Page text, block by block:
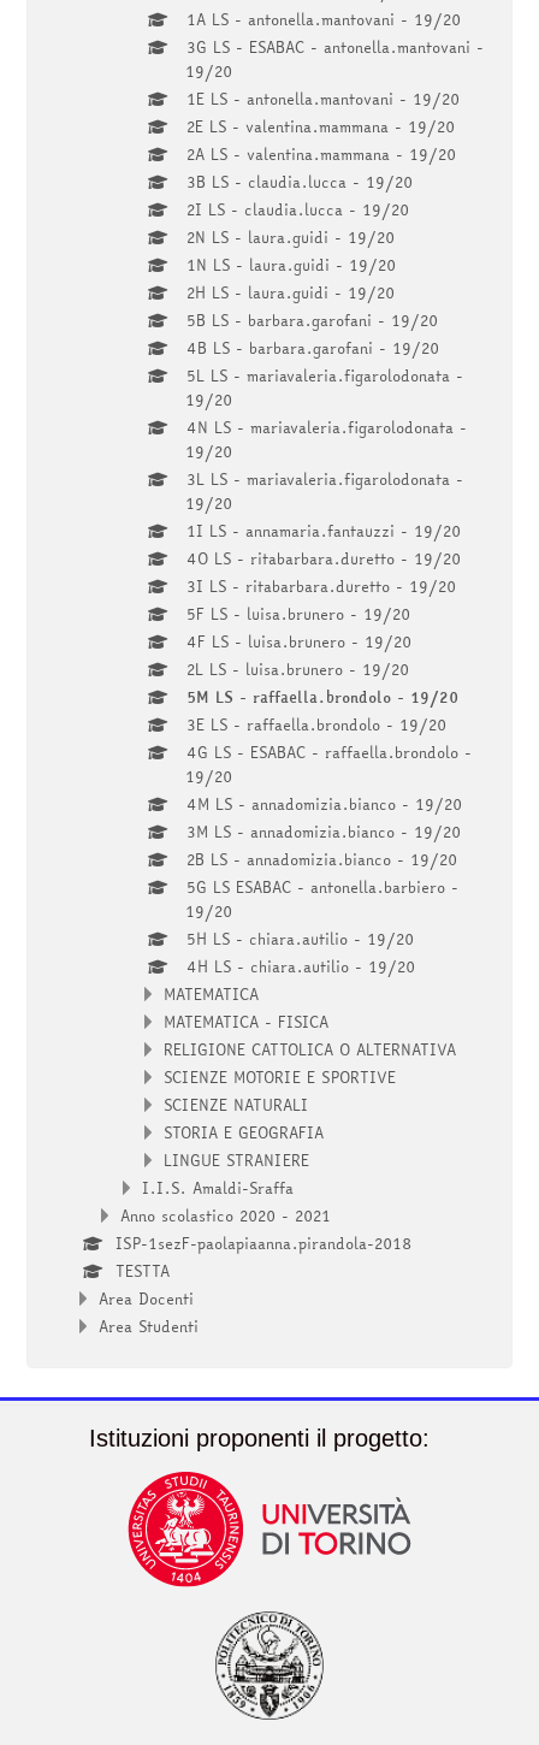
1A LS - antonella.mantovani - 19/20
3G LS - ESABAC - antonella.mantovani -
19/20
1E LS - antonella.mantovani - 19/20
2E LS - valentina.mammana - 19/20
2A LS - valentina.mammana - 19/20
3B LS - claudia.lucca - 19/20
2I LS - claudia.lucca - 19/20
2N LS - laura.guidi - 19/20
1N LS - laura.guidi - 19/20
2H LS - laura.guidi - 19/20
5B LS - barbara.garofani - 19/20
4B LS - barbara.garofani - 19/20
5L LS - mariavaleria.figarolodonata -
19/20
4N LS - mariavaleria.figarolodonata -
19/20
3L LS - mariavaleria.figarolodonata -
19/20
1I LS - annamaria.fantauzzi - 19/20
4O LS - ritabarbara.duretto - 19/20
3I LS - ritabarbara.duretto - 19/20
5F LS - luisa.brunero - 19/20
4F LS - luisa.brunero - 19/20
2L LS - luisa.brunero - 19/20
5M LS - raffaella.brondolo - 19/20
3E LS - raffaella.brondolo - 19/20
4G LS - ESABAC - raffaella.brondolo -
19/20
4M LS - annadomizia.bianco - 19/20
3M LS - annadomizia.bianco - 19/20
2B LS - annadomizia.bianco - 19/20
5G LS ESABAC - antonella.barbiero -
19/20
5H LS - chiara.autilio - 19/20
4H LS - chiara.autilio - 19/20
MATEMATICA
MATEMATICA - FISICA
RELIGIONE CATTOLICA O ALTERNATIVA
SCIENZE MOTORIE E SPORTIVE
SCIENZE NATURALI
STORIA E GEOGRAFIA
LINGUE STRANIERE
I.I.S. Amaldi-Sraffa
Anno scolastico 2020 - 2021
ISP-1sezF-paolapiaanna.pirandola-2018
TESTTA
Area Docenti
Area Studenti
Istituzioni proponenti il progetto: